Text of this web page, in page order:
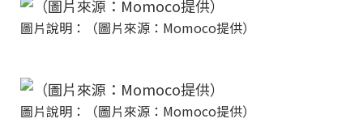
圖片說明：（圖片來源：Momoco提供）
圖片說明：（圖片來源：Momoco提供）